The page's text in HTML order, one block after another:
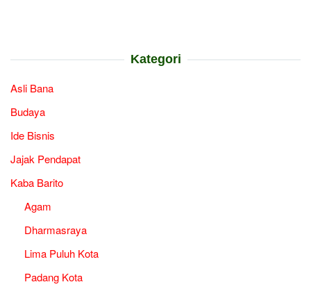
Kategori
Asli Bana
Budaya
Ide Bisnis
Jajak Pendapat
Kaba Barito
Agam
Dharmasraya
Lima Puluh Kota
Padang Kota